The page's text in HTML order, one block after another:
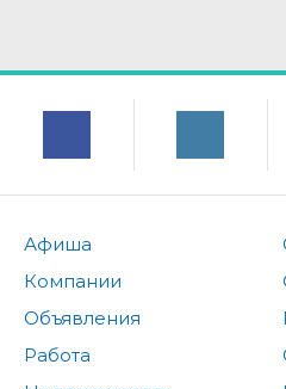
Афиша
Компании
Объявления
Работа